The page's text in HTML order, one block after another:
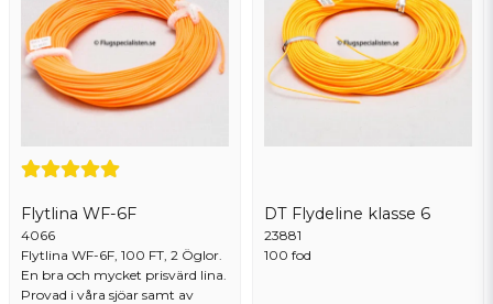
Flytlina WF-6F
4066
Flytlina WF-6F, 100 FT, 2 Öglor.
En bra och mycket prisvärd lina.
Provad i våra sjöar samt av
DT Flydeline klasse 6
23881
100 fod